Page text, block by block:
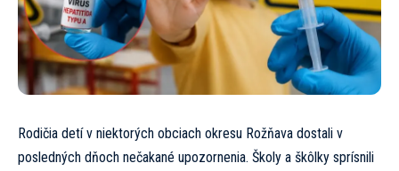
Rodičia detí v niektorých obciach okresu Rožňava dostali v
posledných dňoch nečakané upozornenia. Školy a škôlky sprísnili